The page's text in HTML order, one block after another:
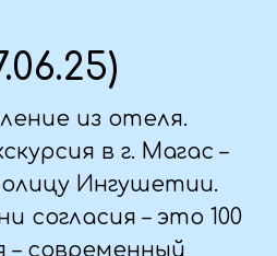
- целый
которого
«Великого
ужин